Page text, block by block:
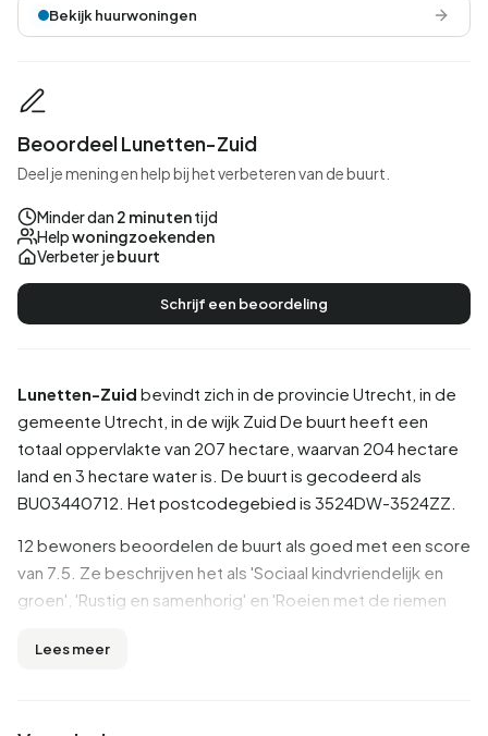
Lunetten-Zuid bevindt zich in de provincie Utrecht , in de
gemeente Utrecht , in de wijk Zuid De buurt heeft een
totaal oppervlakte van 207 hectare, waarvan 204 hectare
land en 3 hectare water is. De buurt is gecodeerd als
BU03440712. Het postcodegebied is 3524DW-3524ZZ.
12 bewoners beoordelen de buurt als goed met een score
van 7.5. Ze beschrijven het als 'Sociaal kindvriendelijk en
groen', 'Rustig en samenhorig' en 'Roeien met de riemen
worden goed beoordeeld in deze buurt, terwijl veiligheid
Lees meer
Bekijk huurwoningen
Beoordeel Lunetten-Zuid
Deel je mening en help bij het verbeteren van de buurt.
Minder dan 2 minutentijd
Helpwoningzoekenden
Verbeter jebuurt
Schrijf een beoordeling